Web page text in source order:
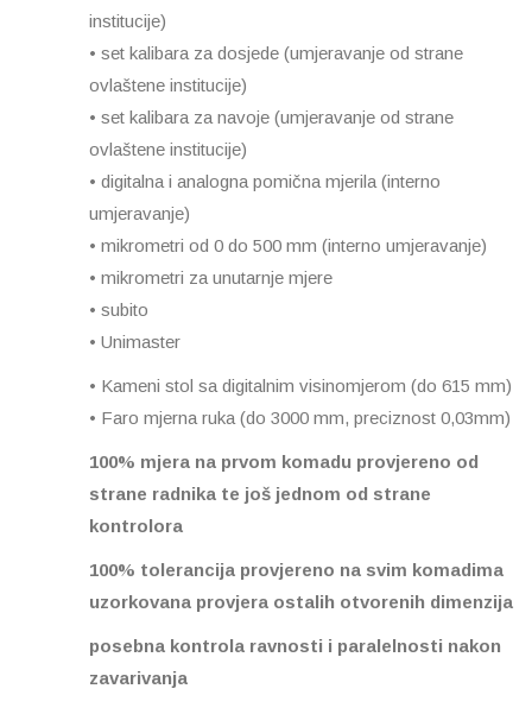
institucije)
• set kalibara za dosjede (umjeravanje od strane
ovlaštene institucije)
• set kalibara za navoje (umjeravanje od strane
ovlaštene institucije)
• digitalna i analogna pomična mjerila (interno
umjeravanje)
• mikrometri od 0 do 500 mm (interno umjeravanje)
• mikrometri za unutarnje mjere
• subito
• Unimaster
• Kameni stol sa digitalnim visinomjerom (do 615 mm)
• Faro mjerna ruka (do 3000 mm, preciznost 0,03mm)
100% mjera na prvom komadu provjereno od
strane radnika te još jednom od strane
kontrolora
100% tolerancija provjereno na svim komadima
uzorkovana provjera ostalih otvorenih dimenzija
posebna kontrola ravnosti i paralelnosti nakon
zavarivanja